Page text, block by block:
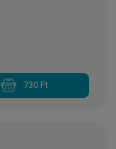
730 Ft